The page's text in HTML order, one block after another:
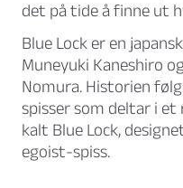
det på tide å finne ut
Blue Lock er en
Muneyuki Kaneshiro
Nomura. Historien
spisser som deltar i
kalt Blue Lock,
egoist-spiss.